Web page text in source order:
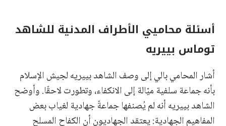
أسئلة محاميي الأطراف المدنية للشاهد
توماس بييريه
أشار المحامي بالي إلى وصف الشاهد بييريه لجيش الإسلام
بأنه جماعة سلفية ميّالة إلى الانكفاء، وتطورت لاحقًا. وأوضح
الشاهد بييريه أنه لم يُصنفها جماعةً جهادية لغياب بعض
المفاهيم الجهادية: يعتقد الجهاديون أن الكفاح المسلح